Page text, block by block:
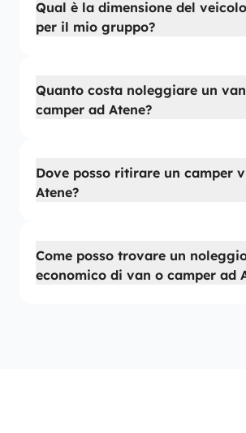
Qual è la dimensione del
per il mio gruppo?
Quanto costa noleggiare un
camper ad Atene?
Dove posso ritirare un camper
Atene?
Come posso trovare un
economico di van o camper ad